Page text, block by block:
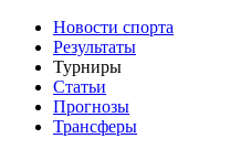
Новости спорта
Результаты
Турниры
Статьи
Прогнозы
Трансферы